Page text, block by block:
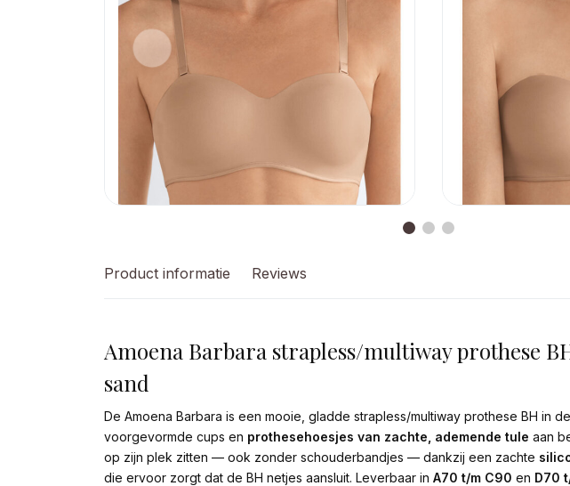
Product informatie Reviews
Amoena Barbara strapless/multiway prothese
sand
De Amoena Barbara is een mooie, gladde strapless/multiway prothese BH in
voorgevormde cups en prothesehoesjes van zachte, ademende tule aan
op zijn plek zitten — ook zonder schouderbandjes — dankzij een zachte
die ervoor zorgt dat de BH netjes aansluit. Leverbaar in A70 t/m C90 en D70